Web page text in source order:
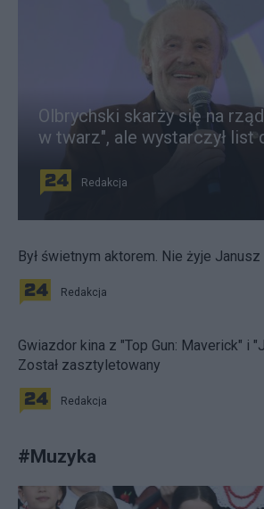
Olbrychski skarży się na
w twarz", ale wystarczył list
Redakcja
Był świetnym aktorem. Nie żyje
Redakcja
Gwiazdor kina z "Top Gun: Maverick" i
Został zasztyletowany
Redakcja
#Muzyka